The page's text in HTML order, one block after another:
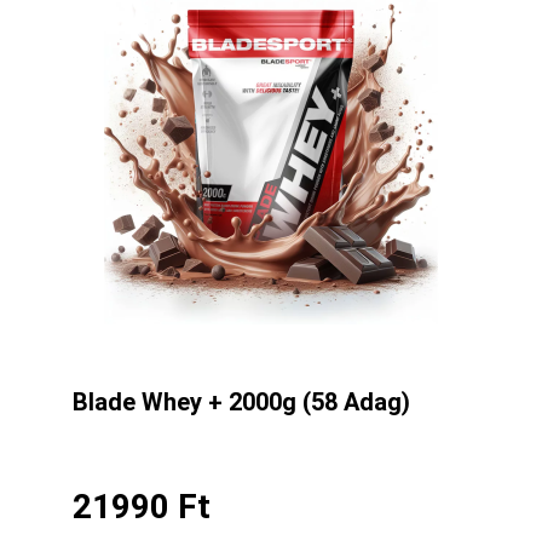
Blade Whey + 2000g (58 Adag)
21990 Ft